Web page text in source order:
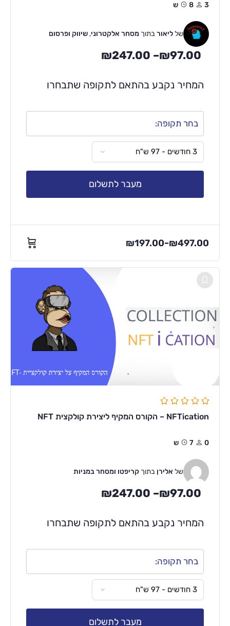
3 8ש
שלליאורבתוך מסחר אלקטרוני,שיווק ופרסום
₪97.00
–
₪247.00
המחיר נקבע בהתאם לתקופה שתבחרו
בחר תקופה:
מעבר לתשלום
₪197.00–₪497.00
NFTication – הקורס המקיף ליצירת קולקצית NFT
0 7ש
של אלירן בתוך קריפטו ומסחר במניות
₪97.00
–
₪247.00
המחיר נקבע בהתאם לתקופה שתבחרו
בחר תקופה:
מעבר לתשלום